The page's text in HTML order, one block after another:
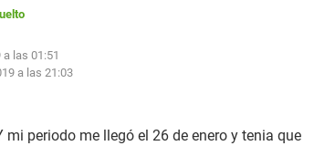
las 01:51
a las 21:03
periodo me llegó el 26 de enero y tenia que